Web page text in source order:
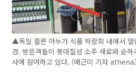
▲독일 쾰른 아누가 식품 박람회 내에서 열
경. 방문객들이 롯데칠성 소주 새로와 순
사에 참여하고 있다. (배근미 기자